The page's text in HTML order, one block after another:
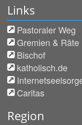
Links
Pastoraler Weg
Gremien & Räte
Bischof
katholisch.de
Caritas
Region